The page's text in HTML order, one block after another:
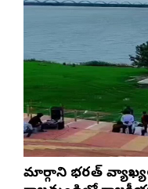
మార్గాని భరత్